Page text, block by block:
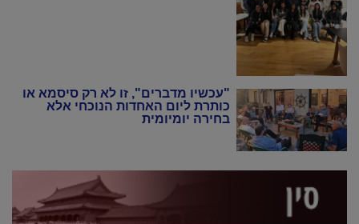
"עכשיו מדברים", זו לא רק סיסמא או
כותרת ליום האחדות הנוכחי אלא
בחירה יומיומית